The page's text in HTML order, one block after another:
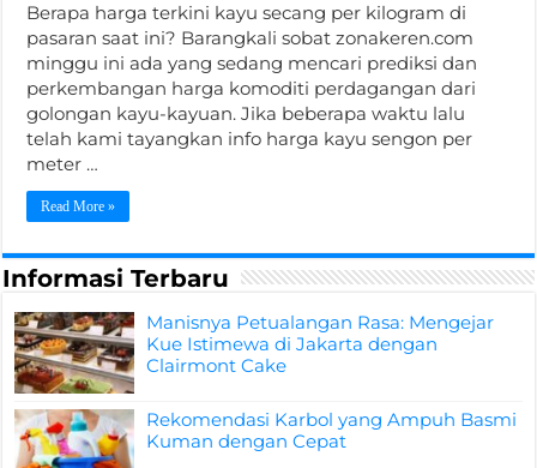
Berapa harga terkini kayu secang per kilogram di
pasaran saat ini? Barangkali sobat zonakeren.com
minggu ini ada yang sedang mencari prediksi dan
perkembangan harga komoditi perdagangan dari
golongan kayu-kayuan. Jika beberapa waktu lalu
telah kami tayangkan info harga kayu sengon per
meter …
Read More »
Informasi Terbaru
Manisnya Petualangan Rasa: Mengejar
Kue Istimewa di Jakarta dengan
Clairmont Cake
Rekomendasi Karbol yang Ampuh Basmi
Kuman dengan Cepat